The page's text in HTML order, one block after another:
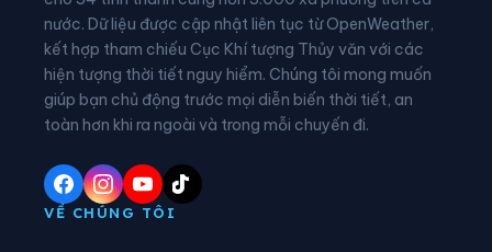
Xã Cát Thịnh Xã Chấn Thịnh
Xã Châu Quế Xã Chế Tạo
Xã Chiềng Ken Xã Cốc Lầu
Xã Dền Sáng
Xã Dương Quỳ
nước. Dữ liệu được cập nhật liên tục từ OpenWeather,
kết hợp tham chiếu Cục Khí tượng Thủy văn với các
hiện tượng thời tiết nguy hiểm. Chúng tôi mong muốn
giúp bạn chủ động trước mọi diễn biến thời tiết, an
toàn hơn khi ra ngoài và trong mỗi chuyến đi.
VỀ CHÚNG TÔI